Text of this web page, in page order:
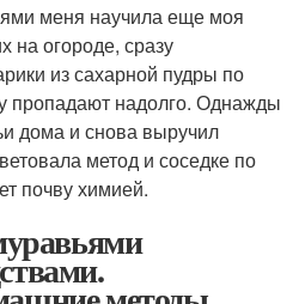
меня научила еще моя
на огороде, сразу
из сахарной пудры по
пропадают надолго. Однажды
дома и снова выручил
метод и соседке по
почву химией.